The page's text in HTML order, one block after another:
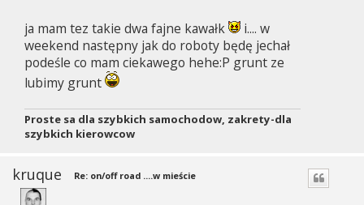
ja mam tez takie dwa fajne kawałk
i.... w
weekend następny jak do roboty będę jechał
podeśle co mam ciekawego hehe:P grunt ze
lubimy grunt
Proste sa dla szybkich samochodow, zakrety-dla
szybkich kierowcow
kruque Re: on/off road ....w mieście